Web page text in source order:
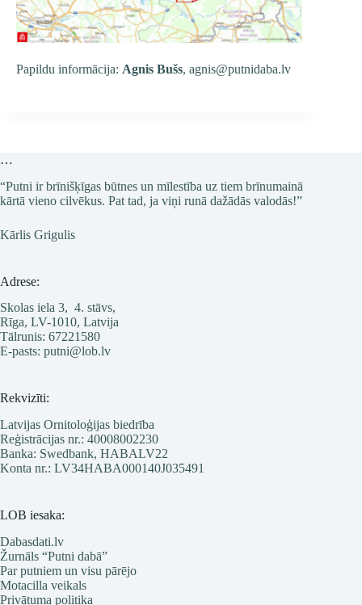
Papildu informācija: Agnis Bušs, agnis@putnidaba.lv
…
“Putni ir brīnišķīgas būtnes un mīlestība uz tiem brīnumainā
kārtā vieno cilvēkus. Pat tad, ja viņi runā dažādās valodās!”
Kārlis Grigulis
Adrese:
Skolas iela 3, 4. stāvs,
Rīga, LV-1010, Latvija
Tālrunis: 67221580
E-pasts: putni@lob.lv
Rekvizīti:
Latvijas Ornitoloģijas biedrība
Reģistrācijas nr.: 40008002230
Banka: Swedbank, HABALV22
Konta nr.: LV34HABA000140J035491
LOB iesaka:
Dabasdati.lv
Žurnāls “Putni dabā”
Par putniem un visu pārējo
Motacilla veikals
Privātuma politika